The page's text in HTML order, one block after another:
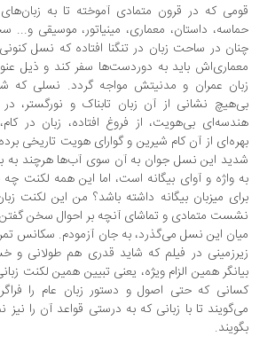
که در قرون متمادی آموخته تا به زبان‌های
داستان، معماری، مینیاتور، موسیقی و... سخن
در ساحت زبان در تنگنا افتاده که نسل کنونی‌اش
باید به دوردست‌ها سفر کند و ذیل عنوان آثار
عمران و مدنیتش مواجه گردد. نسلی که شهرش
نشانی از آن زبان تابناک و نورگستر، در
بی‌هویت، از فروغ افتاده، زبان در کام،
از آن کام شیرین و گوارای هویت تاریخی برده باشد.
این نسل جوان به آن سوی آب‌ها هرچند به بهانه
واژه و آوای بیگانه است، اما این همه لکنت چه
میزبان بیگانه داشته باشد؟ من این لکنت زبان را
متمادی و تماشای آنچه بر احوال سخن گفتن به زبان
این نسل می‌گذرد، به جان آزمودم. سکانس تمرین
در فیلم که شاید قدری هم طولانی و خسته
همین الزام ویژه، یعنی تبیین همین لکنت زبانی
که حتی اصول و دستور زبان عام را فراگرفته،
تا با زبانی که به درستی قواعد آن را نیز